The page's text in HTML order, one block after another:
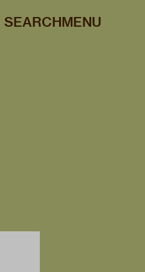
SEARCHMENU